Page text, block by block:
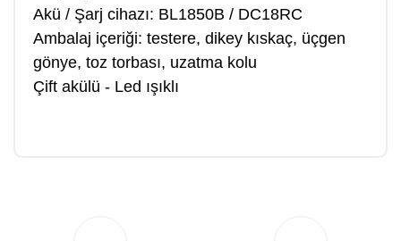
Akü / Şarj cihazı: BL1850B / DC18RC
Ambalaj içeriği: testere, dikey kıskaç, üçgen
gönye, toz torbası, uzatma kolu
Çift akülü - Led ışıklı